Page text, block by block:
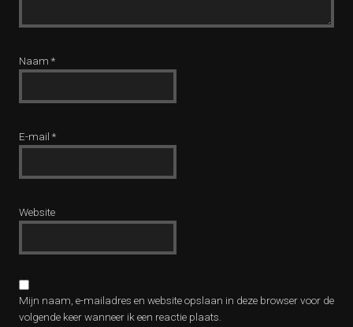
Naam *
E-mail *
Website
Mijn naam, e-mailadres en website opslaan in deze browser voor de
volgende keer wanneer ik een reactie plaats.